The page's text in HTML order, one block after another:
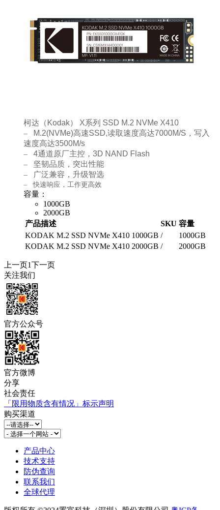
柯达（ Kodak） X系列 SSD M.2 NVMe X410
– M.2(NVMe)高速SSD,读取速度高达7000M/S，写入
速度高达3500M/s
– 4通道原厂主控， 3D NAND Flash
–
坚韧品质，突出性能
–
广泛兼容，升级智选
– 快速响应，工作更高效
容量：
1000GB
2000GB
产品描述
SKU 容量
KODAK M.2 SSD NVMe X410 1000GB /
1000GB
KODAK M.2 SSD NVMe X410 2000GB / 2000GB
上一页1下一页
关注我们
官方公众号
官方微博
分享
社会责任
「限用物质含有情况」标示声明
购买渠道
产品中心
技术支持
防伪查询
联系我们
全球代理